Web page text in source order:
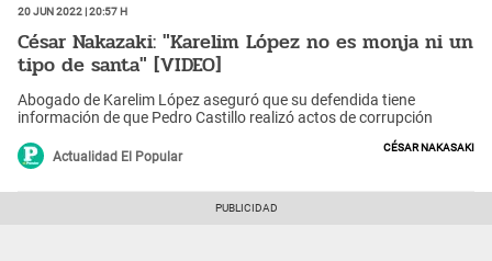
20 Jun 2022 | 20:57 h
César Nakazaki: "Karelim López no es monja ni un
tipo de santa" [VIDEO]
Abogado de Karelim López aseguró que su defendida tiene
información de que Pedro Castillo realizó actos de corrupción
Actualidad El Popular
César Nakasaki